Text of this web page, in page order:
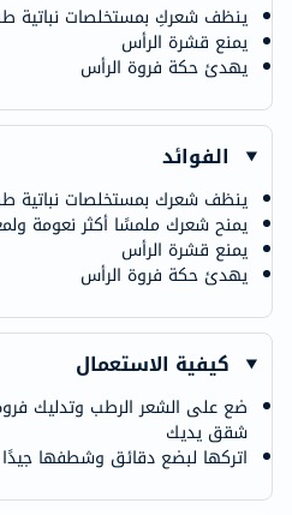
ينظف شعركِ بمستخلصات نباتية
يمنع قشرة الرأس
يهدئ حكة فروة الرأس
الفوائد
ينظف شعرك بمستخلصات نباتية
يمنح شعرك ملمسًا أكثر نعومة
يمنع قشرة الرأس
يهدئ حكة فروة الرأس
كيفية الاستعمال
ضع على الشعر الرطب وتدليك
شقق يديك
اتركها لبضع دقائق وشطفها جيدًا